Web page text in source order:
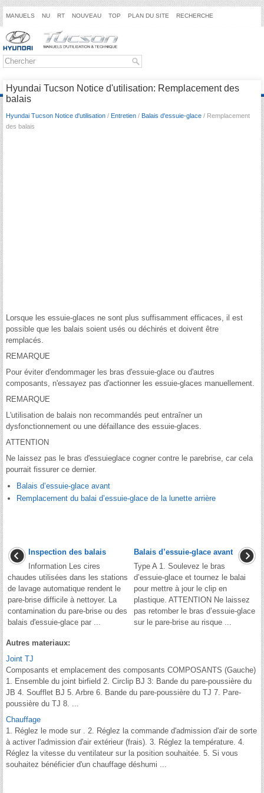
MANUELS NU RT NOUVEAU TOP PLAN DU SITE RECHERCHE
Hyundai Tucson Notice d'utilisation: Remplacement des
balais
Hyundai Tucson Notice d'utilisation / Entretien / Balais d'essuie-glace / Remplacement
des balais
Lorsque les essuie-glaces ne sont plus suffisamment efficaces, il est
possible que les balais soient usés ou déchirés et doivent être
remplacés.
REMARQUE
Pour éviter d'endommager les bras d'essuie-glace ou d'autres
composants, n'essayez pas d'actionner les essuie-glaces manuellement.
REMARQUE
L'utilisation de balais non recommandés peut entraîner un
dysfonctionnement ou une défaillance des essuie-glaces.
ATTENTION
Ne laissez pas le bras d'essuieglace cogner contre le parebrise, car cela
pourrait fissurer ce dernier.
Balais d’essuie-glace avant
Remplacement du balai d’essuie-glace de la lunette arrière
Inspection des balais
Information Les cires
chaudes utilisées dans les stations
de lavage automatique rendent le
pare-brise difficile à nettoyer. La
contamination du pare-brise ou des
balais d'essuie-glace par ...
Balais d’essuie-glace avant
Type A 1. Soulevez le bras
d’essuie-glace et tournez le balai
pour mettre à jour le clip en
plastique. ATTENTION Ne laissez
pas retomber le bras d’essuie-glace
sur le pare-brise au risque ...
Autres materiaux:
Joint TJ
Composants et emplacement des composants COMPOSANTS (Gauche)
1. Ensemble du joint birfield 2. Circlip BJ 3: Bande du pare-poussière du
JB 4. Soufflet BJ 5. Arbre 6. Bande du pare-poussière du TJ 7. Pare-
poussière du TJ 8. ...
Chauffage
1. Réglez le mode sur . 2. Réglez la commande d'admission d'air de sorte
à activer l'admission d'air extérieur (frais). 3. Réglez la température. 4.
Réglez la vitesse du ventilateur sur la position souhaitée. 5. Si vous
souhaitez bénéficier d'un chauffage déshumi ...